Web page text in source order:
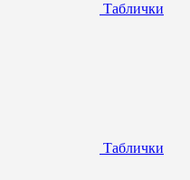
Таблички
Таблички